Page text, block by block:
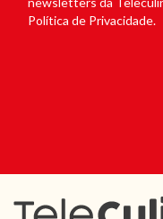
Política de Privacidade.